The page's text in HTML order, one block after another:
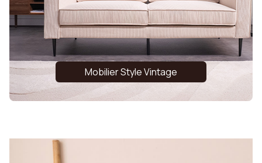
Mobilier Style Vintage